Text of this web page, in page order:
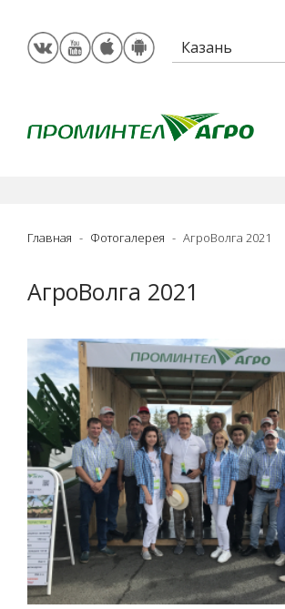
Главная Фотогалерея АгроВолга 2021
АгроВолга 2021